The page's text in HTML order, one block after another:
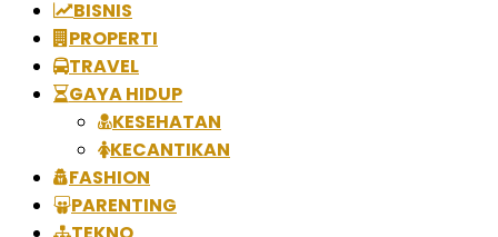
BISNIS
PROPERTI
TRAVEL
GAYA HIDUP
KESEHATAN
KECANTIKAN
FASHION
PARENTING